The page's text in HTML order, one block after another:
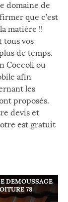
domaine de
que c’est
matière !!
vos
de temps.
Coccoli ou
afin
les
proposés.
devis et
est gratuit
DEMOUSSAGE
78